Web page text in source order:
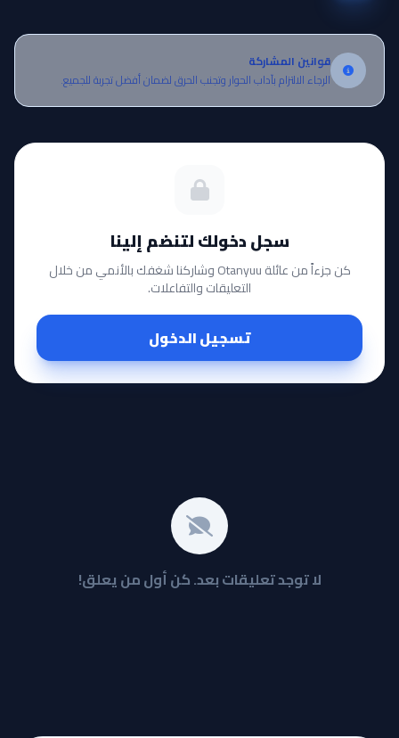
قوانين المشاركة
الرجاء الالتزام بآداب الحوار وتجنب الحرق لضمان أفضل تجربة للجميع.
سجل دخولك لتنضم إلينا
كن جزءاً من عائلة Otanyuu وشاركنا شغفك بالأنمي من خلال
التعليقات والتفاعلات.
تسجيل الدخول
لا توجد تعليقات بعد. كن أول من يعلق!